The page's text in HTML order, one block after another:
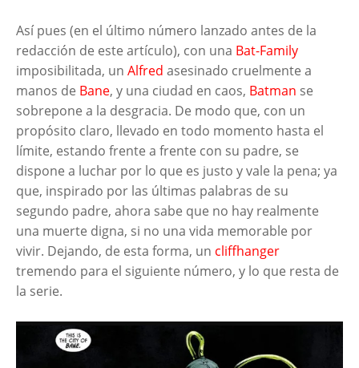
Así pues (en el último número lanzado antes de la
redacción de este artículo), con una Bat-Family
imposibilitada, un Alfred asesinado cruelmente a
manos de Bane, y una ciudad en caos, Batman se
sobrepone a la desgracia. De modo que, con un
propósito claro, llevado en todo momento hasta el
límite, estando frente a frente con su padre, se
dispone a luchar por lo que es justo y vale la pena; ya
que, inspirado por las últimas palabras de su
segundo padre, ahora sabe que no hay realmente
una muerte digna, si no una vida memorable por
vivir. Dejando, de esta forma, un cliffhanger
tremendo para el siguiente número, y lo que resta de
la serie.